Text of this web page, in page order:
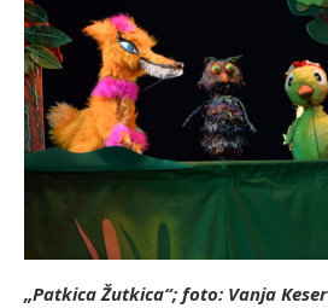
„Patkica Žutkica“; foto: Vanja Keser